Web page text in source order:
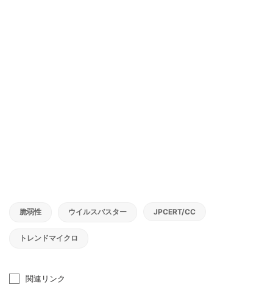
脆弱性 ウイルスバスター JPCERT/CC
トレンドマイクロ
関連リンク